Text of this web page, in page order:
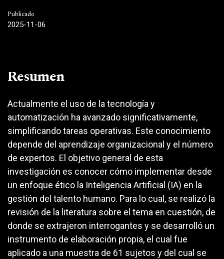
Publicado
2025-11-06
Resumen
Actualmente el uso de la tecnología y
automatización ha avanzado significativamente,
simplificando tareas operativas. Este conocimiento
depende del aprendizaje organizacional y el número
de expertos. El objetivo general de esta
investigación es conocer cómo implementar desde
un enfoque ético la Inteligencia Artificial (IA) en la
gestión del talento humano. Para lo cual, se realizó la
revisión de la literatura sobre el tema en cuestión, de
donde se extrajeron interrogantes y se desarrolló un
instrumento de elaboración propia, el cual fue
aplicado a una muestra de 61 sujetos y del cual se